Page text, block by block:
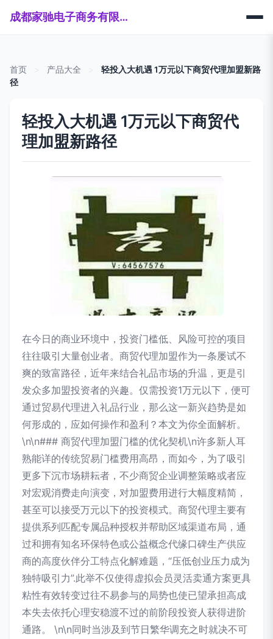
成都家驰电子商务有限公司
首页 产品大全
轻投入大机遇 1万元以下商贸代理加盟新路
径
轻投入大机遇 1万元以下商贸代
理加盟新路径
在今日的商业环境中，投资门槛低、风险可控的项目
往往吸引大量创业者。商贸代理加盟作为一条屡试不
爽的致富路径，近年来结合礼品市场的升温，更是引
发众多加盟投资者的兴趣。仅需投资1万元以下，便可
通过贸易代理进入礼品行业，那么这一新兴趋势是如
何形成的，应如何操作和盈利？本文为你全面解析。
\n\n### 商贸代理加盟门槛的优化契机\n许多新人耳
熟能详的传统贸易门槛费用高昂，而如今，为了吸引
更多下沉市场耕耘者，不少商贸企业调整策略或者应
对宏观消费走向演变，对加盟费用进行大幅度精简，
甚至可以接受万元以下的投资模式。商贸代理主要有
提供系列匹配专属品种授权并帮助区域渠道布局，通
过和拥有知名环保特色或公益概念代缘口碑生产供应
商的高度伙伴分工特点化解难题，“压低创业压力成为
独特吸引力”.此举不仅使得虚拟会员灵活卖通方案更具
粘性有效转变过往不易参与的局势也使已望承担高成
本失去依托心理安稳渡不过的前阶段投资人获得进阶
通路。 \n\n同时当涉及到节日繁华调充之时就决不可